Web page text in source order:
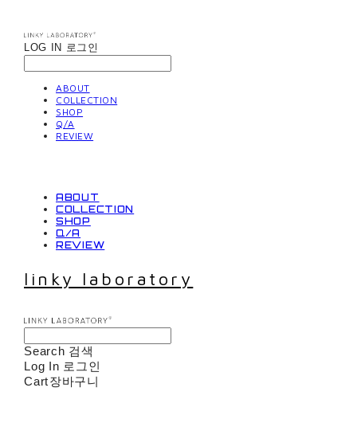
LOG IN 로그인
ABOUT
COLLECTION
SHOP
Q/A
REVIEW
ABOUT
COLLECTION
SHOP
Q/A
REVIEW
linky laboratory
Search 검색
Log In 로그인
Cart장바구니